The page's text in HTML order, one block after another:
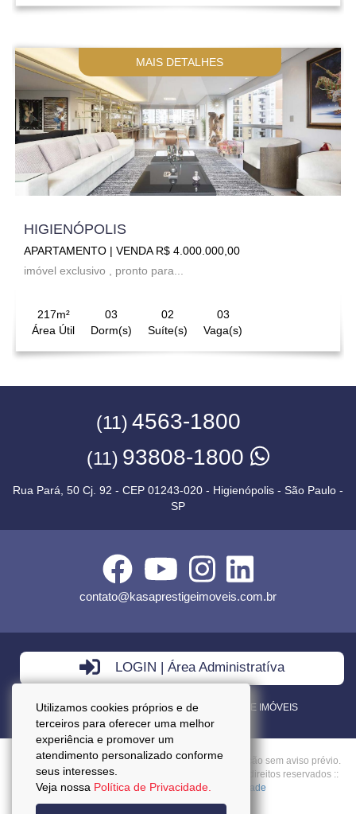
Utilizamos cookies próprios e de
terceiros para oferecer uma melhor
experiência e promover um
atendimento personalizado conforme
seus interesses.
Veja nossa Política de Privacidade.
MAIS DETALHES
HIGIENÓPOLIS
APARTAMENTO | VENDA R$ 4.000.000,00
imóvel exclusivo , pronto para...
217m²
Área Útil
03
Dorm(s)
02
Suíte(s)
03
Vaga(s)
(11) 4563-1800
(11) 93808-1800
Rua Pará, 50 Cj. 92 - CEP 01243-020 - Higienópolis - São Paulo -
SP
contato@kasaprestigeimoveis.com.br
LOGIN | Área Administratíva
VENDA - LOCAÇÃO - ADMINISTRAÇÃO DE IMÓVEIS
Preços mencionados neste site estão sujeitos a alteração sem aviso prévio.
Copyright © 2026 - Kasa Prestige Imoveis :: Todos os direitos reservados ::
CRECI: J27037 ::Política da Privacidade